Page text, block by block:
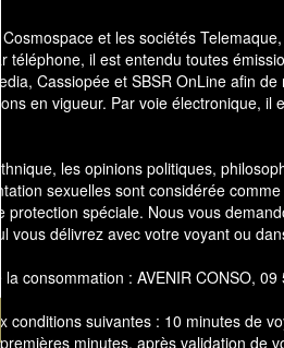
et les sociétés
téléphone, il est entendu toutes
Cassiopée et SBSR OnLine afin
en vigueur. Par voie électronique, il
les opinions politiques,
sexuelles sont considérée
spéciale. Nous vous
vous délivrez avec votre voyant ou
consommation : AVENIR CONSO,
conditions suivantes : 10 minutes de
minutes, après validation de